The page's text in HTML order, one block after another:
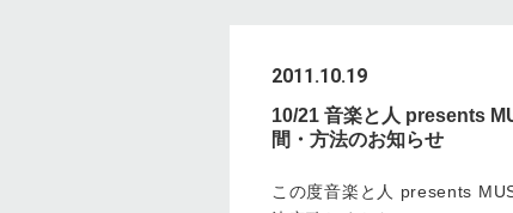
2011.10.19
10/21 音楽と人 presents
間・方法のお知らせ
この度音楽と人 presents